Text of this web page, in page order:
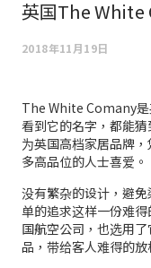
英国The White
2018年11月19日
The White Comany是
看到它的名字，都能
为英国高档家居品牌
多高品位的人士喜爱。
没有繁杂的设计，避
单的追求这样一份难
国航空公司，也选用
品，带给客人难得的放